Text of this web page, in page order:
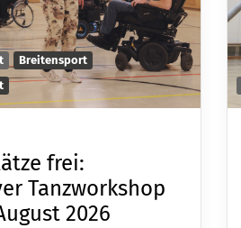
Breitensport
frei:
Tanzworkshop
2026